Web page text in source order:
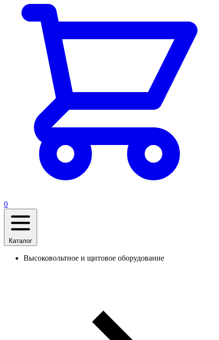
0
Каталог
Высоковольтное и щитовое оборудование